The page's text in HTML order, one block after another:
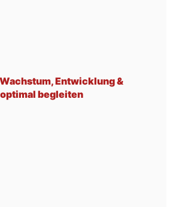
Entwicklung &
begleiten